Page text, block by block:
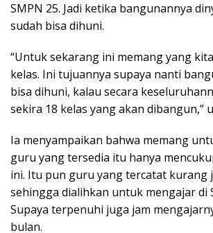
SMPN 25. Jadi ketika bangunannya
sudah bisa dihuni.
“Untuk sekarang ini memang yang
kelas. Ini tujuannya supaya nanti
bisa dihuni, kalau secara
sekira 18 kelas yang akan dibangun,”
Ia menyampaikan bahwa memang
guru yang tersedia itu hanya
ini. Itu pun guru yang tercatat kurang
sehingga dialihkan untuk mengajar di
Supaya terpenuhi juga jam
bulan.